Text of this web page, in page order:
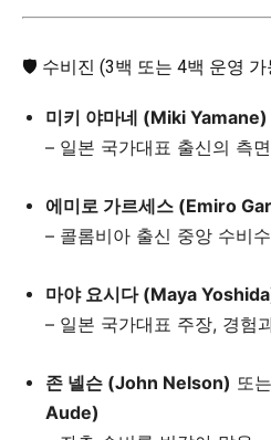
🛡️ 수비진 (3백 또는 4백 운영 가
미키 야마네 (Miki Yamane)
– 일본 국가대표 출신의 측
에미로 가르세스 (Emiro
– 콜롬비아 출신 중앙 수비
마야 요시다 (Maya
– 일본 국가대표 주장, 경험
존 넬슨 (John Nelson) 또는
Aude)